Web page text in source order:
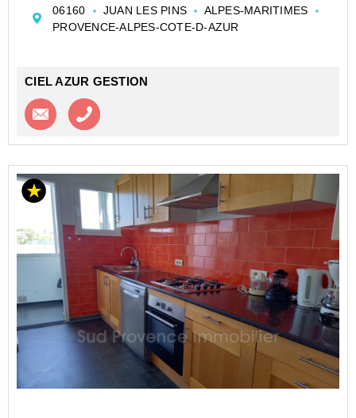
lumière tout au long de la journée. D...
06160 JUAN LES PINS
ALPES-MARITIMES
PROVENCE-ALPES-COTE-D-AZUR
CIEL AZUR GESTION
Contacter l'agence